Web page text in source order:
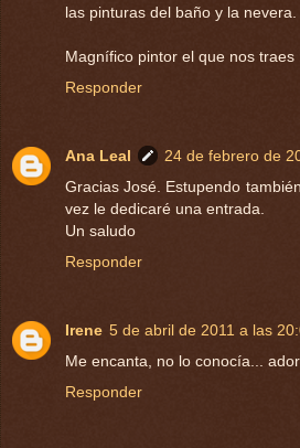
las pinturas del baño y la nevera.
Magnífico pintor el que nos traes
Responder
Ana Leal
24 de febrero de
Gracias José. Estupendo
vez le dedicaré una entrada.
Un saludo
Responder
Irene 5 de abril de 2011 a las
Me encanta, no lo conocía...
Responder